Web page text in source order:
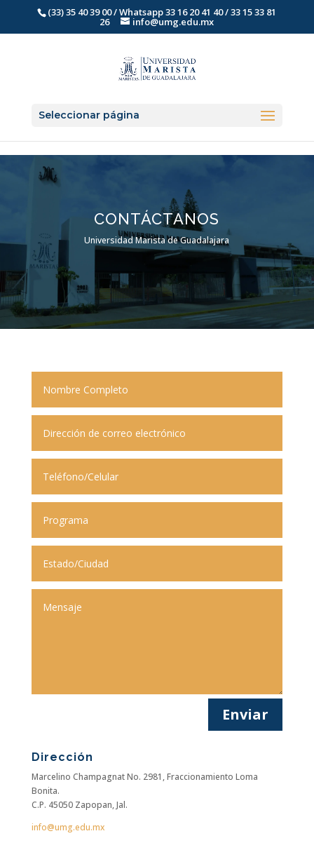
(33) 35 40 39 00 / Whatsapp 33 16 20 41 40 / 33 15 33 81
26 info@umg.edu.mx
Seleccionar página
CONTÁCTANOS
Universidad Marista de Guadalajara
Enviar
Dirección
Marcelino Champagnat No. 2981,Fraccionamiento Loma
Bonita.
C.P. 45050 Zapopan, Jal.
info@umg.edu.mx